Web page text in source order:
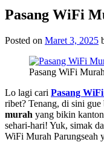
Pasang WiFi
Posted on Maret 3, 2025
Pasang WiFi
Lo lagi cari Pasang
ribet? Tenang, di sini
murah yang bikin
sehari-hari! Yuk, simak
WiFi Murah Parungseah